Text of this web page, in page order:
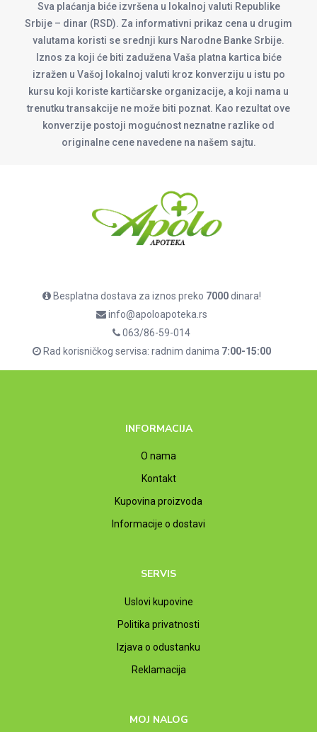
Sva plaćanja biće izvršena u lokalnoj valuti Republike
Srbije – dinar (RSD). Za informativni prikaz cena u drugim
valutama koristi se srednji kurs Narodne Banke Srbije.
Iznos za koji će biti zadužena Vaša platna kartica biće
izražen u Vašoj lokalnoj valuti kroz konverziju u istu po
kursu koji koriste kartičarske organizacije, a koji nama u
trenutku transakcije ne može biti poznat. Kao rezultat ove
konverzije postoji mogućnost neznatne razlike od
originalne cene navedene na našem sajtu.
Besplatna dostava za iznos preko 7000dinara!
info@apoloapoteka.rs
063/86-59-014
Rad korisničkog servisa: radnim danima 7:00-15:00
INFORMACIJA
O nama
Kontakt
Kupovina proizvoda
Informacije o dostavi
SERVIS
Uslovi kupovine
Politika privatnosti
Izjava o odustanku
Reklamacija
MOJ NALOG